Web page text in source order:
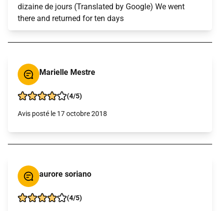
dizaine de jours (Translated by Google) We went
there and returned for ten days
Marielle Mestre
(4/5)
Avis posté le 17 octobre 2018
aurore soriano
(4/5)